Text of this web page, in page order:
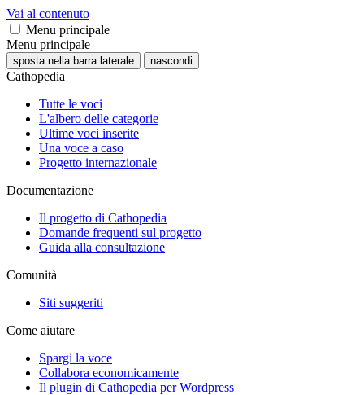
Vai al contenuto
Menu principale
Menu principale
sposta nella barra laterale nascondi
Cathopedia
Tutte le voci
L'albero delle categorie
Ultime voci inserite
Una voce a caso
Progetto internazionale
Documentazione
Il progetto di Cathopedia
Domande frequenti sul progetto
Guida alla consultazione
Comunità
Siti suggeriti
Come aiutare
Spargi la voce
Collabora economicamente
Il plugin di Cathopedia per Wordpress